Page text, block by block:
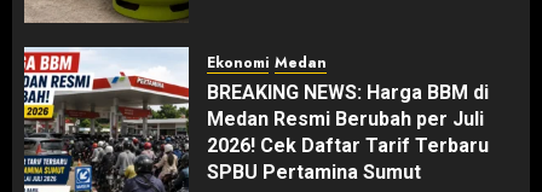
Ekonomi Medan
BREAKING NEWS: Harga BBM di
Medan Resmi Berubah per Juli
2026! Cek Daftar Tarif Terbaru
SPBU Pertamina Sumut